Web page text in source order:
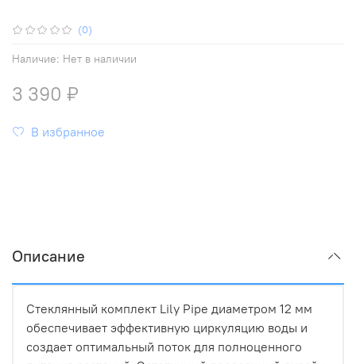
(0)
Наличие: Нет в наличии
3 390 ₽
В избранное
Описание
Стеклянный комплект Lily Pipe диаметром 12 мм
обеспечивает эффективную циркуляцию воды и
создает оптимальный поток для полноценного